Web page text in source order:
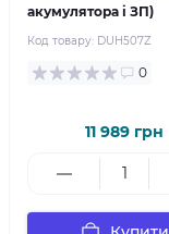
акумулятора і ЗП)
Код товару: DUH507Z
0
11 989 грн